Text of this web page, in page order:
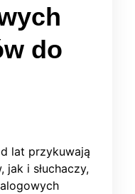
do
lat przykuwają
jak i słuchaczy,